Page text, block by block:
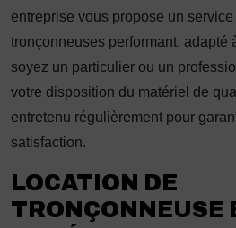
entreprise vous propose un
tronçonneuses performant, adapté
soyez un particulier ou un
votre disposition du matériel de
entretenu régulièrement pour
satisfaction.
LOCATION DE
TRONÇONNEUSE